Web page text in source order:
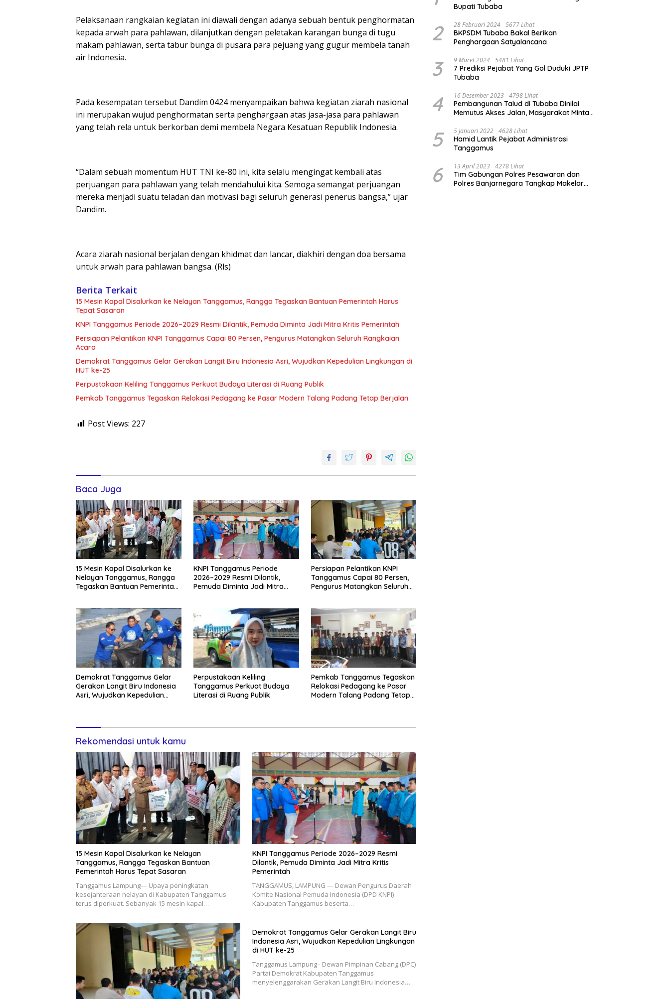
Pelaksanaan rangkaian kegiatan ini diawali dengan adanya sebuah bentuk penghormatan
kepada arwah para pahlawan, dilanjutkan dengan peletakan karangan bunga di tugu
makam pahlawan, serta tabur bunga di pusara para pejuang yang gugur membela tanah
air Indonesia.
Pada kesempatan tersebut Dandim 0424 menyampaikan bahwa kegiatan ziarah nasional
ini merupakan wujud penghormatan serta penghargaan atas jasa-jasa para pahlawan
yang telah rela untuk berkorban demi membela Negara Kesatuan Republik Indonesia.
“Dalam sebuah momentum HUT TNI ke-80 ini, kita selalu mengingat kembali atas
perjuangan para pahlawan yang telah mendahului kita. Semoga semangat perjuangan
mereka menjadi suatu teladan dan motivasi bagi seluruh generasi penerus bangsa,” ujar
Dandim.
Acara ziarah nasional berjalan dengan khidmat dan lancar, diakhiri dengan doa bersama
untuk arwah para pahlawan bangsa. (Rls)
Berita Terkait
15 Mesin Kapal Disalurkan ke Nelayan Tanggamus, Rangga Tegaskan Bantuan Pemerintah Harus
Tepat Sasaran
KNPI Tanggamus Periode 2026–2029 Resmi Dilantik, Pemuda Diminta Jadi Mitra Kritis Pemerintah
Persiapan Pelantikan KNPI Tanggamus Capai 80 Persen, Pengurus Matangkan Seluruh Rangkaian
Acara
Demokrat Tanggamus Gelar Gerakan Langit Biru Indonesia Asri, Wujudkan Kepedulian Lingkungan di
HUT ke-25
Perpustakaan Keliling Tanggamus Perkuat Budaya Literasi di Ruang Publik
Pemkab Tanggamus Tegaskan Relokasi Pedagang ke Pasar Modern Talang Padang Tetap Berjalan
Post Views: 227
Baca Juga
15 Mesin Kapal Disalurkan ke
Nelayan Tanggamus, Rangga
Tegaskan Bantuan Pemerintah
KNPI Tanggamus Periode
2026–2029 Resmi Dilantik,
Pemuda Diminta Jadi Mitra
Persiapan Pelantikan KNPI
Tanggamus Capai 80 Persen,
Pengurus Matangkan Seluruh
Demokrat Tanggamus Gelar
Gerakan Langit Biru Indonesia
Asri, Wujudkan Kepedulian
Perpustakaan Keliling
Tanggamus Perkuat Budaya
Literasi di Ruang Publik
Pemkab Tanggamus Tegaskan
Relokasi Pedagang ke Pasar
Modern Talang Padang Tetap
Rekomendasi untuk kamu
15 Mesin Kapal Disalurkan ke Nelayan
Tanggamus, Rangga Tegaskan Bantuan
Pemerintah Harus Tepat Sasaran
Tanggamus Lampung— Upaya peningkatan
kesejahteraan nelayan di Kabupaten Tanggamus
terus diperkuat. Sebanyak 15 mesin kapal…
KNPI Tanggamus Periode 2026–2029 Resmi
Dilantik, Pemuda Diminta Jadi Mitra Kritis
Pemerintah
TANGGAMUS, LAMPUNG — Dewan Pengurus Daerah
Komite Nasional Pemuda Indonesia (DPD KNPI)
Kabupaten Tanggamus beserta…
Demokrat Tanggamus Gelar Gerakan Langit Biru
Indonesia Asri, Wujudkan Kepedulian Lingkungan
di HUT ke-25
Tanggamus Lampung– Dewan Pimpinan Cabang (DPC)
Partai Demokrat Kabupaten Tanggamus
menyelenggarakan Gerakan Langit Biru Indonesia…
Bupati Tubaba
2 28 Februari 2024 5677 Lihat
BKPSDM Tubaba Bakal Berikan
Penghargaan Satyalancana
3 9 Maret 2024 5481 Lihat
7 Prediksi Pejabat Yang Gol Duduki JPTP
Tubaba
4 16 Desember 2023 4798 Lihat
Pembangunan Talud di Tubaba Dinilai
Memutus Akses Jalan, Masyarakat Minta
5 5 Januari 2022 4628 Lihat
Hamid Lantik Pejabat Administrasi
Tanggamus
6 13 April 2023 4278 Lihat
Tim Gabungan Polres Pesawaran dan
Polres Banjarnegara Tangkap Makelar